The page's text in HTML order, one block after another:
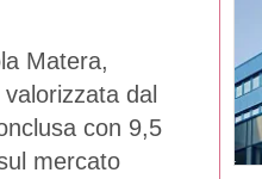
Matera,
dal
con 9,5
mercato